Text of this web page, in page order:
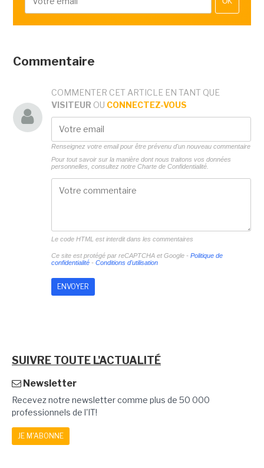
Commentaire
COMMENTER CET ARTICLE EN TANT QUE
VISITEUR OU CONNECTEZ-VOUS
Renseignez votre email pour être prévenu d'un nouveau commentaire
Pour tout savoir sur la manière dont nous traitons vos données
personnelles, consultez notre Charte de Confidentialité.
Le code HTML est interdit dans les commentaires
Ce site est protégé par reCAPTCHA et Google - Politique de
confidentialité- Conditions d'utilisation
SUIVRE TOUTE L'ACTUALITÉ
Newsletter
Recevez notre newsletter comme plus de 50 000
professionnels de l'IT!
JE M'ABONNE